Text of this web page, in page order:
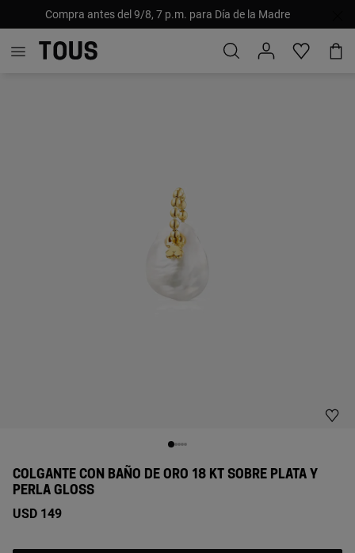
Compra antes del 9/8, 7 p.m. para Día de la Madre
COLGANTE CON BAÑO DE ORO 18 KT SOBRE PLATA Y
PERLA GLOSS
USD 149